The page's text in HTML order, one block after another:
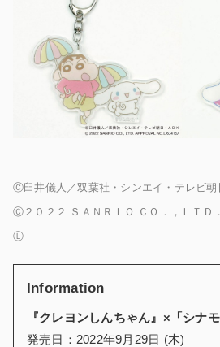
Ⓒ臼井儀人／双葉社・シンエイ・テレビ朝
Ⓒ２０２２ ＳＡＮＲＩＯ ＣＯ．，ＬＴＤ
Ⓛ
Information
『クレヨンしんちゃん』×「シナ
発売日：2022年9月29日 (木)